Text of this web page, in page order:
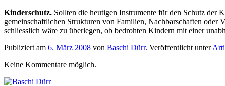
Kinderschutz. Sollten die heutigen Instrumente für den Schutz der
gemeinschaftlichen Strukturen von Familien, Nachbarschaften oder
schliesslich wäre zu überlegen, ob bedrohten Kindern mit einer
Publiziert am 6. März 2008 von Baschi Dürr. Veröffentlicht unter
Keine Kommentare möglich.